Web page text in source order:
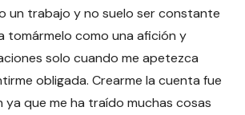
un trabajo y no suelo ser constante
tomármelo como una afición y
solo cuando me apetezca
obligada. Crearme la cuenta fue
ya que me ha traído muchas cosas